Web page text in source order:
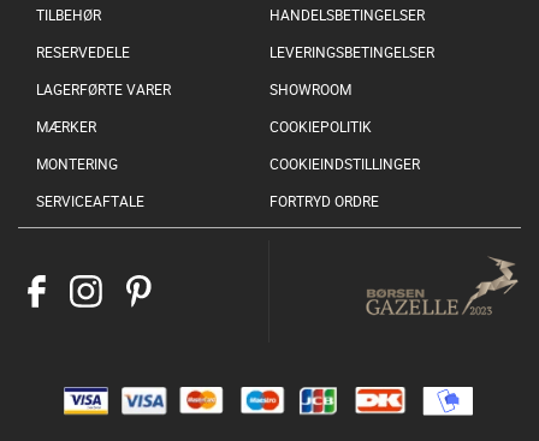
TILBEHØR
RESERVEDELE
LAGERFØRTE VARER
MÆRKER
MONTERING
SERVICEAFTALE
HANDELSBETINGELSER
LEVERINGSBETINGELSER
SHOWROOM
COOKIEPOLITIK
COOKIEINDSTILLINGER
FORTRYD ORDRE